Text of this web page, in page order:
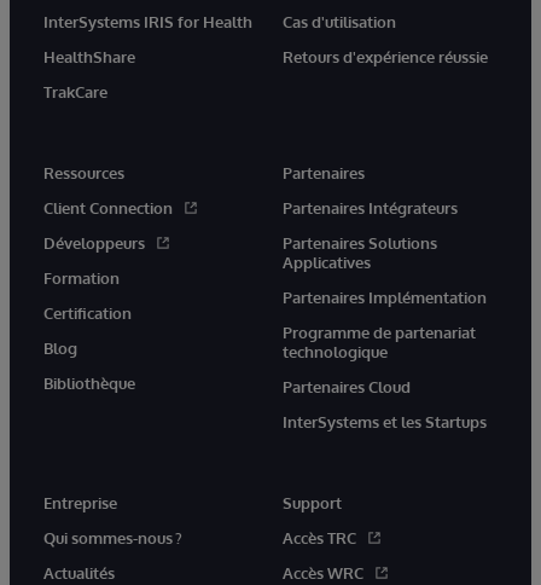
InterSystems IRIS for Health
HealthShare
TrakCare
Cas d'utilisation
Retours d'expérience réussie
Ressources
Client Connection
Développeurs
Formation
Certification
Blog
Bibliothèque
Partenaires
Partenaires Intégrateurs
Partenaires Solutions
Applicatives
Partenaires Implémentation
Programme de partenariat
technologique
Partenaires Cloud
InterSystems et les Startups
Entreprise
Qui sommes-nous ?
Actualités
Support
Accès TRC
Accès WRC